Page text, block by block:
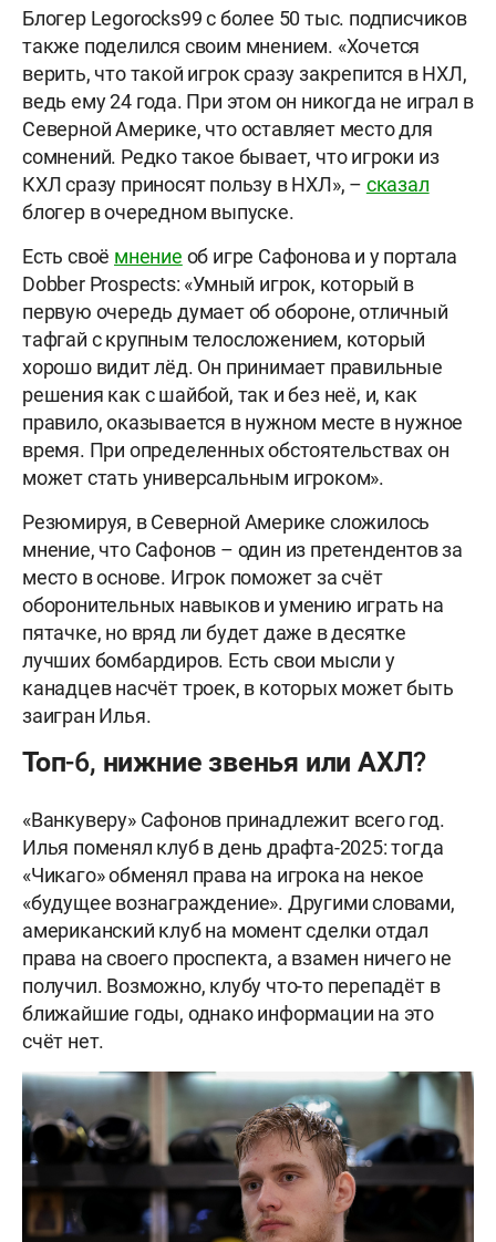
Блогер Legorocks99 с более 50 тыс. подписчиков
также поделился своим мнением. «Хочется
верить, что такой игрок сразу закрепится в НХЛ,
ведь ему 24 года. При этом он никогда не играл в
Северной Америке, что оставляет место для
сомнений. Редко такое бывает, что игроки из
КХЛ сразу приносят пользу в НХЛ», – сказал
блогер в очередном выпуске.
Есть своё мнение об игре Сафонова и у портала
Dobber Prospects: «Умный игрок, который в
первую очередь думает об обороне, отличный
тафгай с крупным телосложением, который
хорошо видит лёд. Он принимает правильные
решения как с шайбой, так и без неё, и, как
правило, оказывается в нужном месте в нужное
время. При определенных обстоятельствах он
может стать универсальным игроком».
Резюмируя, в Северной Америке сложилось
мнение, что Сафонов – один из претендентов за
место в основе. Игрок поможет за счёт
оборонительных навыков и умению играть на
пятачке, но вряд ли будет даже в десятке
лучших бомбардиров. Есть свои мысли у
канадцев насчёт троек, в которых может быть
заигран Илья.
Топ-6, нижние звенья или АХЛ?
«Ванкуверу» Сафонов принадлежит всего год.
Илья поменял клуб в день драфта-2025: тогда
«Чикаго» обменял права на игрока на некое
«будущее вознаграждение». Другими словами,
американский клуб на момент сделки отдал
права на своего проспекта, а взамен ничего не
получил. Возможно, клубу что-то перепадёт в
ближайшие годы, однако информации на это
счёт нет.